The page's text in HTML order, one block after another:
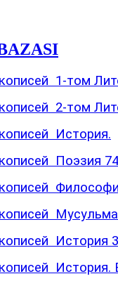
1-том
2-том
История.
Поэзия
История